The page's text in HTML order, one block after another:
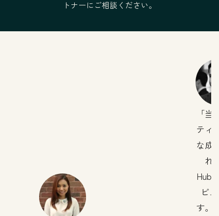
トナーにご相談ください。
当
ティ
な成
れ
ビ
す。